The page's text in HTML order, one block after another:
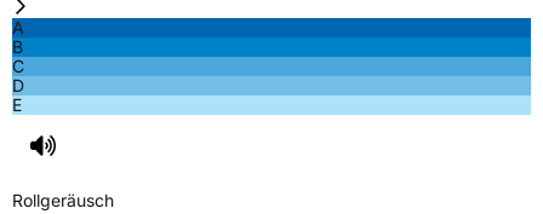
Rollgeräusch (Klasse)
A
B
C
D
E
Rollgeräusch